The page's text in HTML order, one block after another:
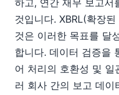
하고, 연간 재무 보고서
것입니다. XBRL(확장
것은 이러한 목표를 달
합니다. 데이터 검증을
어 처리의 호환성 및 일
러 회사 간의 보고 데이